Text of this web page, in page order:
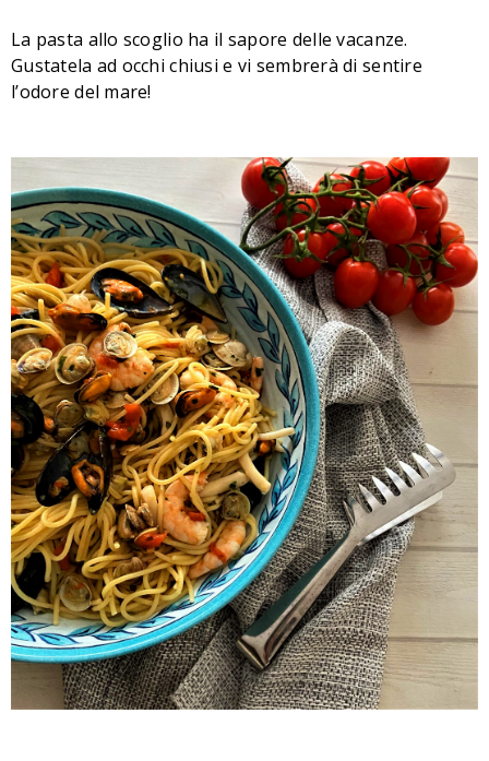
La pasta allo scoglio ha il sapore delle vacanze.
Gustatela ad occhi chiusi e vi sembrerà di sentire
l’odore del mare!